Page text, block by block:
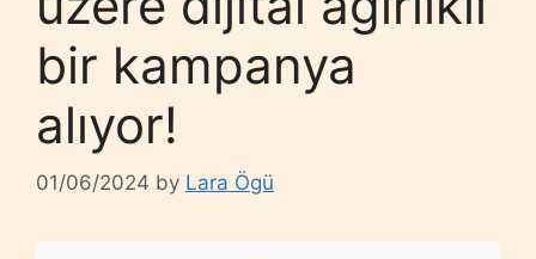
bir kampanya
alıyor!
01/06/2024 by Lara Ögü